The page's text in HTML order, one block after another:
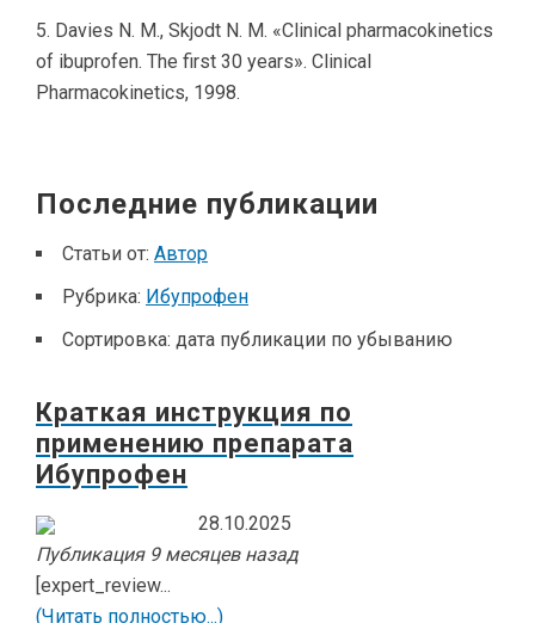
Davies N. M., Skjodt N. M. «Clinical pharmacokinetics
of ibuprofen. The first 30 years». Clinical
Pharmacokinetics, 1998.
Последние публикации
Статьи от: Автор
Рубрика: Ибупрофен
Сортировка: дата публикации по убыванию
Краткая инструкция по
применению препарата
Ибупрофен
28.10.2025
Публикация 9 месяцев назад
[expert_review...
(Читать полностью...)